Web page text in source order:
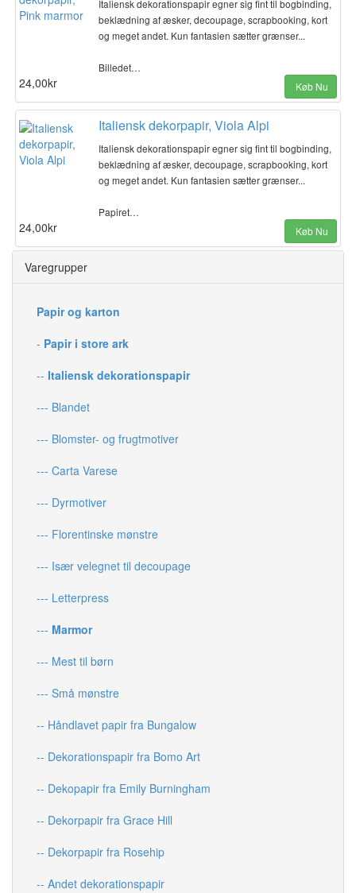
Italiensk dekorationspapir egner sig fint til bogbinding,
beklædning af æsker, decoupage, scrapbooking, kort
og meget andet. Kun fantasien sætter grænser...
Billedet…
24,00kr Køb Nu
Italiensk dekorpapir, Viola Alpi
Italiensk dekorationspapir egner sig fint til bogbinding,
beklædning af æsker, decoupage, scrapbooking, kort
og meget andet. Kun fantasien sætter grænser...
Papiret…
24,00kr Køb Nu
Varegrupper
Papir og karton
- Papir i store ark
-- Italiensk dekorationspapir
--- Blandet
--- Blomster- og frugtmotiver
--- Carta Varese
--- Dyrmotiver
--- Florentinske mønstre
--- Især velegnet til decoupage
--- Letterpress
--- Marmor
--- Mest til børn
--- Små mønstre
-- Håndlavet papir fra Bungalow
-- Dekorationspapir fra Bomo Art
-- Dekopapir fra Emily Burningham
-- Dekorpapir fra Grace Hill
-- Dekorpapir fra Rosehip
-- Andet dekorationspapir